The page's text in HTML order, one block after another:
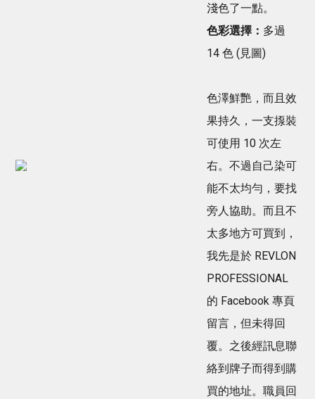
淺色了一點。
色彩選擇： 多過
14 色 (見圖)
色澤鮮艷，而且效
果持久，一支揼裝
可使用 10 次左
右。不過自己染可
能不太均勻，要找
旁人協助。而且不
太多地方可買到，
我先是於 REVLON
PROFESSIONAL
的 Facebook 專頁
留言，但未得回
覆。之後經訊息聯
絡到牌子而得到購
買的地址。職員回